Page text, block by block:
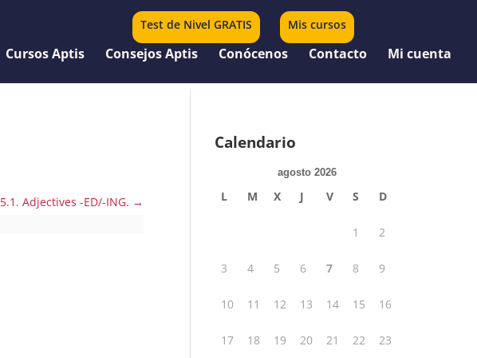
Test de Nivel GRATIS Mis cursos
Cursos Aptis Consejos Aptis Conócenos Contacto Mi cuenta
5.1. Adjectives -ED/-ING.
Calendario
agosto 2026
L M X J V S D
1 2
3 4 5 6 7 8 9
10 11 12 13 14 15 16
17 18 19 20 21 22 23